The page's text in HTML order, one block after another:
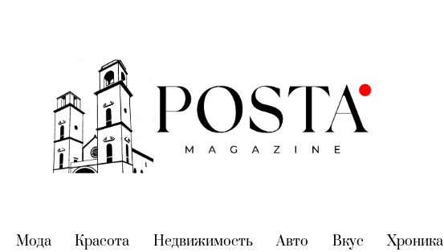
(current)
Мода(current)
Красота (current)
Недвижимость(current)
Авто (current)
Вкус (current)
Хроника